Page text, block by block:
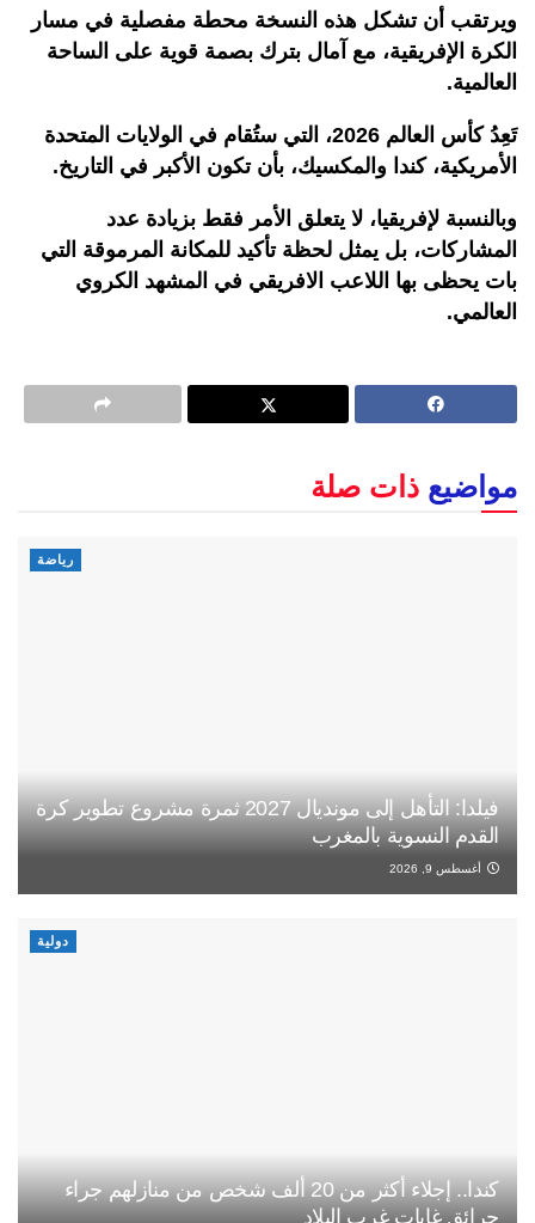
ويرتقب أن تشكل هذه النسخة محطة مفصلية في مسار
الكرة الإفريقية، مع آمال بترك بصمة قوية على الساحة
العالمية.
تَعِدُ كأس العالم 2026، التي ستُقام في الولايات المتحدة
الأمريكية، كندا والمكسيك، بأن تكون الأكبر في التاريخ.
وبالنسبة لإفريقيا، لا يتعلق الأمر فقط بزيادة عدد
المشاركات، بل يمثل لحظة تأكيد للمكانة المرموقة التي
بات يحظى بها اللاعب الافريقي في المشهد الكروي
العالمي.
مواضيع ذات صلة
رياضة
فيلدا: التأهل إلى مونديال 2027 ثمرة مشروع تطوير كرة
القدم النسوية بالمغرب
أغسطس 9, 2026
دولية
كندا.. إجلاء أكثر من 20 ألف شخص من منازلهم جراء
حرائق غابات غرب البلاد